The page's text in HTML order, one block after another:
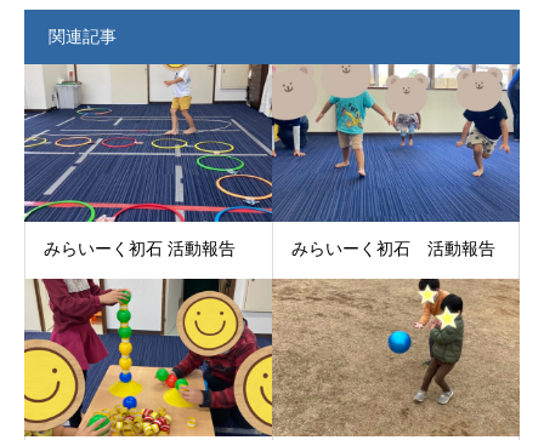
関連記事
みらいーく初石 活動報告 みらいーく初石 活動報告